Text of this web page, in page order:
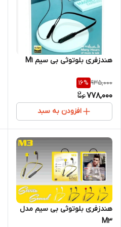
هندزفری بلوتوثی بی سیم M1
935,000
16%
778,000
افزودن به سبد
هندزفری بلوتوثی بی سیم مدل
M3